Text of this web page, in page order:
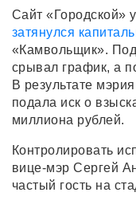
Сайт «Городской»
затянулся
«Камвольщик».
срывал график, а
В результате
подала иск о
миллиона рублей.
Контролировать
вице-мэр Сергей
частый гость на